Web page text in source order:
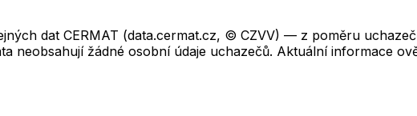
dat CERMAT (data.cermat.cz, © CZVV) — z poměru
neobsahují žádné osobní údaje uchazečů. Aktuální informace